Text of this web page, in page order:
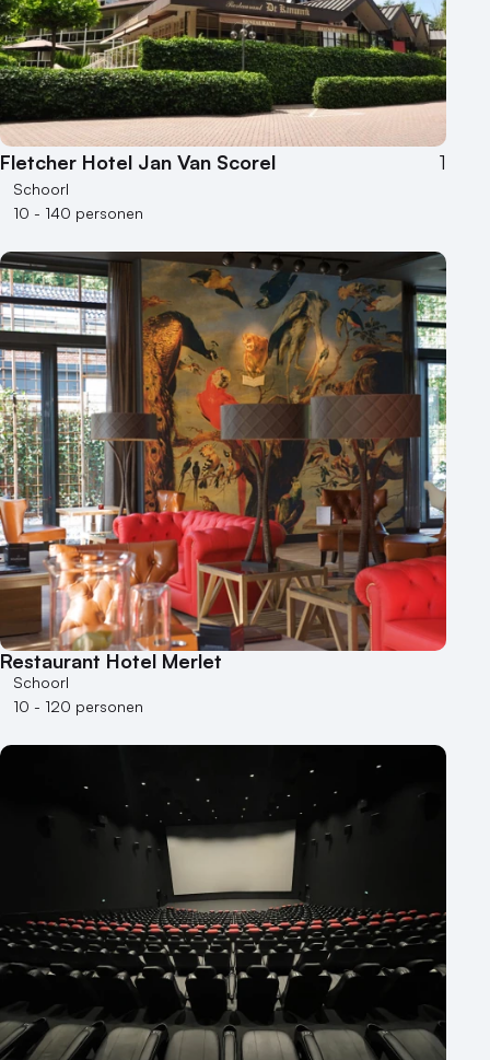
Fletcher Hotel Jan Van Scorel 1
Schoorl
10 - 140 personen
Restaurant Hotel Merlet
Schoorl
10 - 120 personen